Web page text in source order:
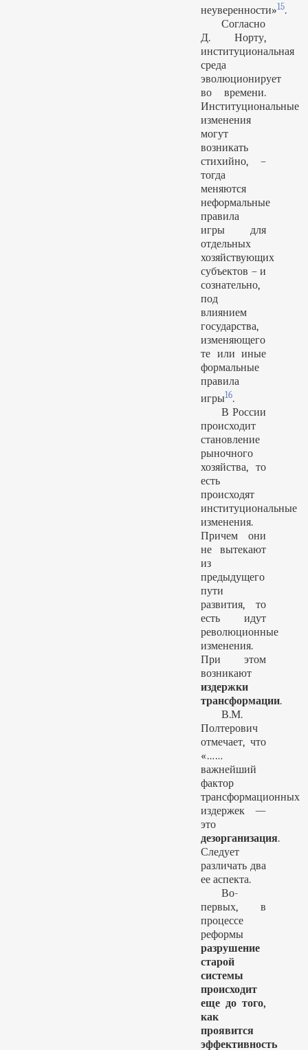
неуверенности»15.
Согласно
Д. Норту,
институциональная
среда
эволюционирует
во времени.
Институциональные
изменения
могут
возникать
стихийно, –
тогда
меняются
неформальные
правила
игры для
отдельных
хозяйствующих
субъектов – и
сознательно,
под
влиянием
государства,
изменяющего
те или иные
формальные
правила
игры16.
В России
происходит
становление
рыночного
хозяйства, то
есть
происходят
институциональные
изменения.
Причем они
не вытекают
из
предыдущего
пути
развития, то
есть идут
революционные
изменения.
При этом
возникают
издержки
трансформации.
В.М.
Полтерович
отмечает, что
«……
важнейший
фактор
трансформационных
издержек —
это
дезорганизация.
Следует
различать два
ее аспекта.
Во-
первых, в
процессе
реформы
разрушение
старой
системы
происходит
еще до того,
как
проявится
эффективность